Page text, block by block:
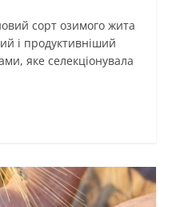
сорт озимого жита
і продуктивніший
яке селекціонувала